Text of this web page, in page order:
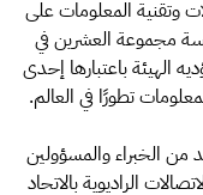
وتقنية المعلومات على
مجموعة العشرين في
الهيئة باعتبارها إحدى
تطورًا في العالم.
من الخبراء والمسؤولين
الراديوية بالاتحاد